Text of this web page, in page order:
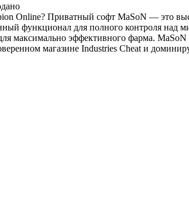
Online? Приватный софт MaSoN — это
функционал для полного контроля
максимально эффективного фарма.
магазине Industries Cheat и